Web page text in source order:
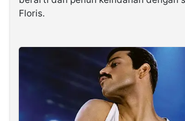
Floris.